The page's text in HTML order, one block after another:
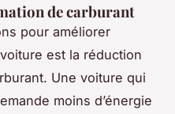
de carburant
pour améliorer
est la réduction
Une voiture qui
moins d’énergie